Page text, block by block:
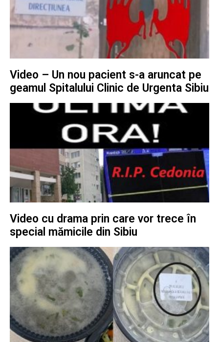
Video – Un nou pacient s-a aruncat pe
geamul Spitalului Clinic de Urgenta Sibiu
Video cu drama prin care vor trece în
special mămicile din Sibiu